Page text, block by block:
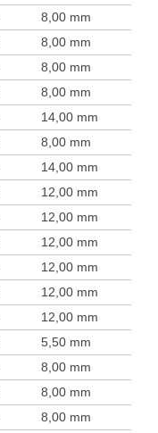
8,00 mm
8,00 mm
8,00 mm
8,00 mm
14,00 mm
8,00 mm
14,00 mm
12,00 mm
12,00 mm
12,00 mm
12,00 mm
12,00 mm
12,00 mm
5,50 mm
8,00 mm
8,00 mm
8,00 mm